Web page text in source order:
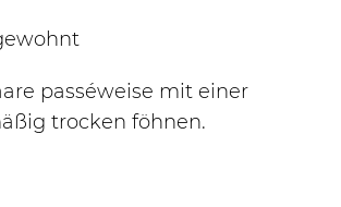
passéweise mit einer
trocken föhnen.